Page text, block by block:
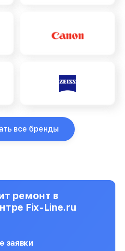
все бренды
ремонт в
Fix-Line.ru
заявки